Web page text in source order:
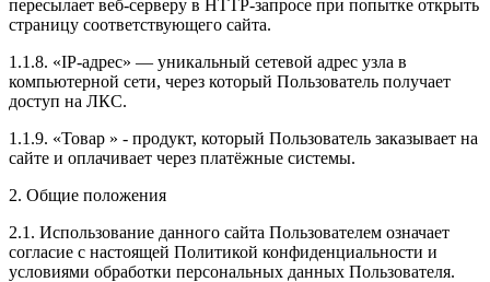
пересылает веб-серверу в HTTP-запросе при попытке открыть
страницу соответствующего сайта.
1.1.8. «IP-адрес» — уникальный сетевой адрес узла в
компьютерной сети, через который Пользователь получает
доступ на ЛКС.
1.1.9. «Товар » - продукт, который Пользователь заказывает на
сайте и оплачивает через платёжные системы.
2. Общие положения
2.1. Использование данного сайта Пользователем означает
согласие с настоящей Политикой конфиденциальности и
условиями обработки персональных данных Пользователя.